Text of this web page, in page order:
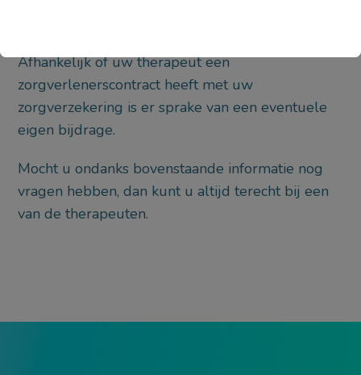
Afhankelijk of uw therapeut een
zorgverlenerscontract heeft met uw
zorgverzekering is er sprake van een eventuele
eigen bijdrage.
Mocht u ondanks bovenstaande informatie nog
vragen hebben, dan kunt u altijd terecht bij een
van de therapeuten.